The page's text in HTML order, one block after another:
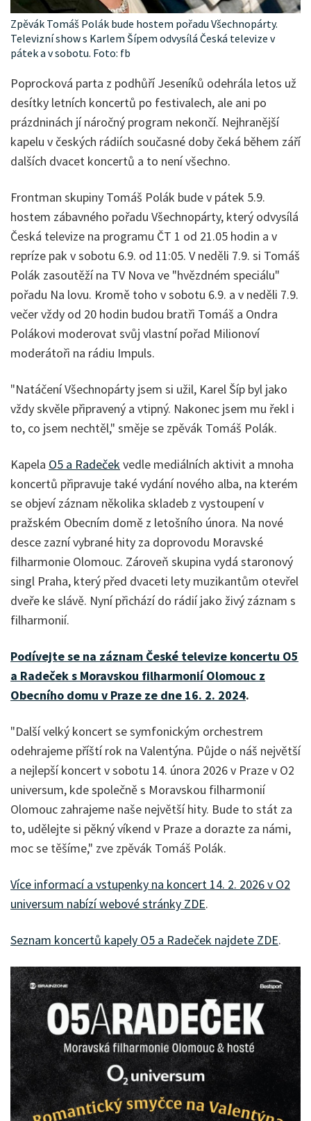
Zpěvák Tomáš Polák bude hostem pořadu Všechnopárty.
Televizní show s Karlem Šípem odvysílá Česká televize v
pátek a v sobotu. Foto: fb
Poprocková parta z podhůří Jeseníků odehrála letos už
desítky letních koncertů po festivalech, ale ani po
prázdninách jí náročný program nekončí. Nejhranější
kapelu v českých rádiích současné doby čeká během září
dalších dvacet koncertů a to není všechno.
Frontman skupiny Tomáš Polák bude v pátek 5.9.
hostem zábavného pořadu Všechnopárty, který odvysílá
Česká televize na programu ČT 1 od 21.05 hodin a v
repríze pak v sobotu 6.9. od 11:05. V neděli 7.9. si Tomáš
Polák zasoutěží na TV Nova ve "hvězdném speciálu"
pořadu Na lovu. Kromě toho v sobotu 6.9. a v neděli 7.9.
večer vždy od 20 hodin budou bratři Tomáš a Ondra
Polákovi moderovat svůj vlastní pořad Milionoví
moderátoři na rádiu Impuls.
"Natáčení Všechnopárty jsem si užil, Karel Šíp byl jako
vždy skvěle připravený a vtipný. Nakonec jsem mu řekl i
to, co jsem nechtěl," směje se zpěvák Tomáš Polák.
Kapela O5 a Radeček vedle mediálních aktivit a mnoha
koncertů připravuje také vydání nového alba, na kterém
se objeví záznam několika skladeb z vystoupení v
pražském Obecním domě z letošního února. Na nové
desce zazní vybrané hity za doprovodu Moravské
filharmonie Olomouc. Zároveň skupina vydá staronový
singl Praha, který před dvaceti lety muzikantům otevřel
dveře ke slávě. Nyní přichází do rádií jako živý záznam s
filharmonií.
Podívejte se na záznam České televize koncertu O5
a Radeček s Moravskou filharmonií Olomouc z
Obecního domu v Praze ze dne 16. 2. 2024.
"Další velký koncert se symfonickým orchestrem
odehrajeme příští rok na Valentýna. Půjde o náš největší
a nejlepší koncert v sobotu 14. února 2026 v Praze v O2
universum, kde společně s Moravskou filharmonií
Olomouc zahrajeme naše největší hity. Bude to stát za
to, udělejte si pěkný víkend v Praze a dorazte za námi,
moc se těšíme," zve zpěvák Tomáš Polák.
Více informací a vstupenky na koncert 14. 2. 2026 v O2
universum nabízí webové stránky ZDE.
Seznam koncertů kapely O5 a Radeček najdete ZDE.